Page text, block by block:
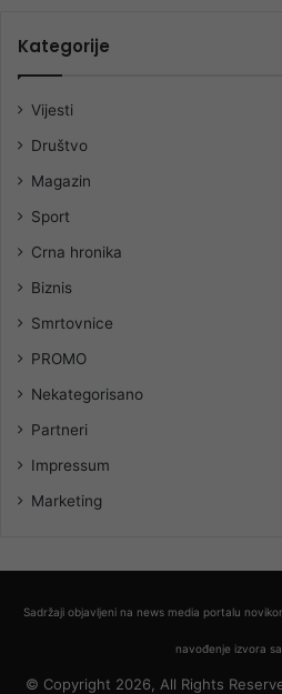
Kategorije
Vijesti
Društvo
Magazin
Sport
Crna hronika
Biznis
Smrtovnice
PROMO
Nekategorisano
Partneri
Impressum
Marketing
Sadržaji objavljeni na news media portalu
navođenje izvora sa
© Copyright 2026, All Rights